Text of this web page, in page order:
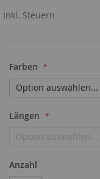
Inkl. Steuern
Farben
Längen
Anzahl